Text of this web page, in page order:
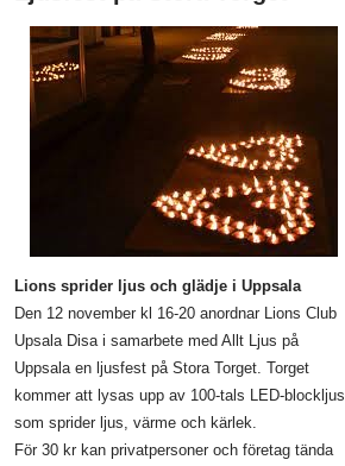
Lions sprider ljus och glädje i Uppsala
Den 12 november kl 16-20 anordnar Lions Club
Upsala Disa i samarbete med Allt Ljus på
Uppsala en ljusfest på Stora Torget. Torget
kommer att lysas upp av 100-tals LED-blockljus
som sprider ljus, värme och kärlek.
För 30 kr kan privatpersoner och företag tända